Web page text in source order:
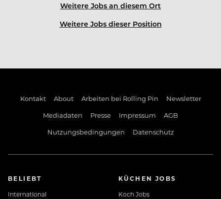
Weitere Jobs an diesem Ort
Weitere Jobs dieser Position
Kontakt About Arbeiten bei Rolling Pin
Newsletter
Mediadaten
Presse Impressum
AGB
Nutzungsbedingungen
Datenschutz
BELIEBT
International
KÜCHEN JOBS
Koch Jobs